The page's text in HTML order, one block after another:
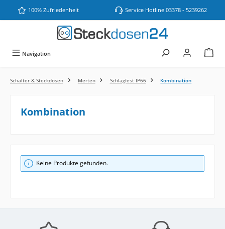
Zum Hauptinhalt springen
100% Zufriedenheit Service Hotline 03378 - 5239262
Navigation
Schalter & Steckdosen Merten Schlagfest IP66 Kombination
Kombination
Keine Produkte gefunden.